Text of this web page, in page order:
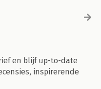
en blijf up-to-date
inspirerende